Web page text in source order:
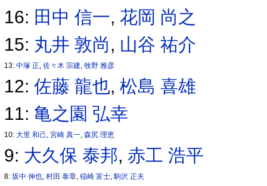
16: 田中 信一,花岡 尚之
15: 丸井 敦尚, 山谷 祐介
13:中塚 正,佐々木 宗建,牧野 雅彦
12:佐藤 龍也,松島 喜雄
11: 亀之園 弘幸
10:大里 和己,宮崎 真一,森尻 理恵
9: 大久保 泰邦, 赤工 浩平
8:坂中 伸也,村田 泰章,稲崎 富士,駒沢 正夫